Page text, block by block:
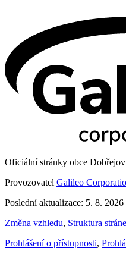
Oficiální stránky obce
Provozovatel Galileo
Poslední aktualizace: 5. 8. 2026
Změna vzhledu, Struktura
Prohlášení o přístupnosti,